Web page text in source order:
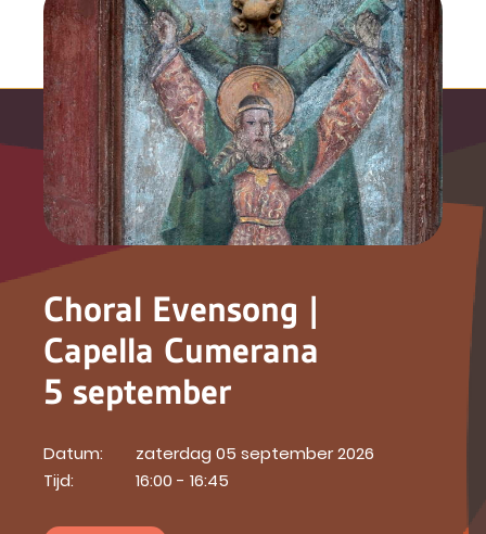
Choral Evensong |
Capella Cumerana
5 september
Datum:
Tijd:
zaterdag 05 september 2026
16:00 - 16:45